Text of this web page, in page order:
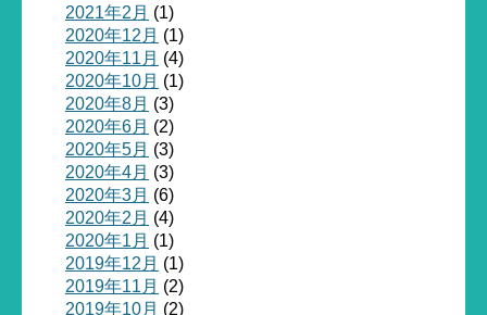
2021年2月 (1)
2020年12月 (1)
2020年11月 (4)
2020年10月 (1)
2020年8月 (3)
2020年6月 (2)
2020年5月 (3)
2020年4月 (3)
2020年3月 (6)
2020年2月 (4)
2020年1月 (1)
2019年12月 (1)
2019年11月 (2)
2019年10月 (2)